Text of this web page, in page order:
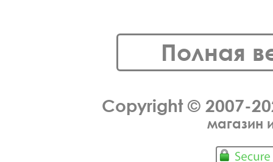
Полная
Copyright © 2007-
магазин